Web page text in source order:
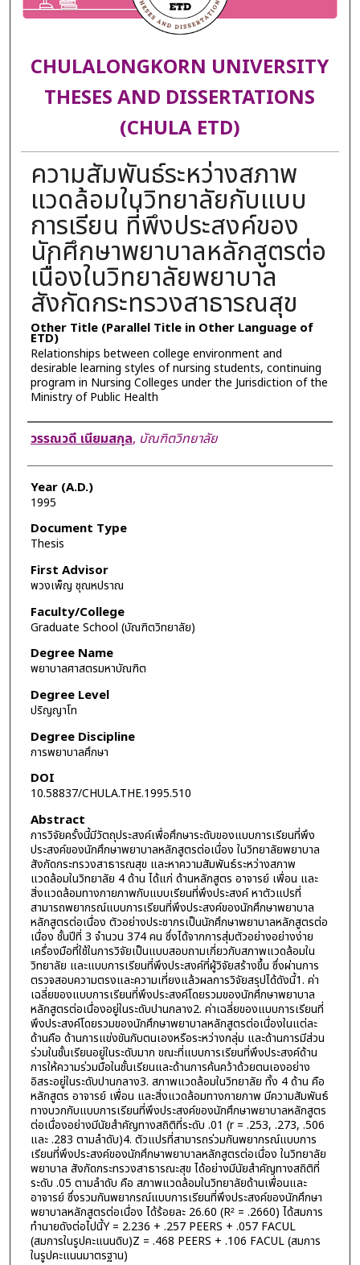
CHULALONGKORN UNIVERSITY
THESES AND DISSERTATIONS
(CHULA ETD)
ความสัมพันธ์ระหว่างสภาพ
แวดล้อมในวิทยาลัยกับแบบ
การเรียน ที่พึงประสงค์ของ
นักศึกษาพยาบาลหลักสูตรต่อ
เนื่องในวิทยาลัยพยาบาล
สังกัดกระทรวงสาธารณสุข
Other Title (Parallel Title in Other Language of
ETD)
Relationships between college environment and
desirable learning styles of nursing students, continuing
program in Nursing Colleges under the Jurisdiction of the
Ministry of Public Health
Author
วรรณวดี เนียมสกุล, บัณฑิตวิทยาลัย
Year (A.D.)
1995
Document Type
Thesis
First Advisor
พวงเพ็ญ ชุณหปราณ
Faculty/College
Graduate School (บัณฑิตวิทยาลัย)
Degree Name
พยาบาลศาสตรมหาบัณฑิต
Degree Level
ปริญญาโท
Degree Discipline
การพยาบาลศึกษา
DOI
10.58837/CHULA.THE.1995.510
Abstract
การวิจัยครั้งนี้มีวัตถุประสงค์เพื่อศึกษาระดับของแบบการเรียนที่พึง
ประสงค์ของนักศึกษาพยาบาลหลักสูตรต่อเนื่อง ในวิทยาลัยพยาบาล
สังกัดกระทรวงสาธารณสุข และหาความสัมพันธ์ระหว่างสภาพ
แวดล้อมในวิทยาลัย 4 ด้าน ได้แก่ ด้านหลักสูตร อาจารย์ เพื่อน และ
สิ่งแวดล้อมทางกายภาพกับแบบเรียนที่พึงประสงค์ หาตัวแปรที่
สามารถพยากรณ์แบบการเรียนที่พึงประสงค์ของนักศึกษาพยาบาล
หลักสูตรต่อเนื่อง ตัวอย่างประชากรเป็นนักศึกษาพยาบาลหลักสูตรต่อ
เนื่อง ชั้นปีที่ 3 จำนวน 374 คน ซึ่งได้จากการสุ่มตัวอย่างอย่างง่าย
เครื่องมือที่ใช้ในการวิจัยเป็นแบบสอบถามเกี่ยวกับสภาพแวดล้อมใน
วิทยาลัย และแบบการเรียนที่พึงประสงค์ที่ผู้วิจัยสร้างขึ้น ซึ่งผ่านการ
ตรวจสอบความตรงและความเที่ยงแล้วผลการวิจัยสรุปได้ดังนี้1. ค่า
เฉลี่ยของแบบการเรียนที่พึงประสงค์โดยรวมของนักศึกษาพยาบาล
หลักสูตรต่อเนื่องอยู่ในระดับปานกลาง2. ค่าเฉลี่ยของแบบการเรียนที่
พึงประสงค์โดยรวมของนักศึกษาพยาบาลหลักสูตรต่อเนื่องในแต่ละ
ด้านคือ ด้านการแข่งขันกับตนเองหรือระหว่างกลุ่ม และด้านการมีส่วน
ร่วมในชั้นเรียนอยู่ในระดับมาก ขณะที่แบบการเรียนที่พึงประสงค์ด้าน
การให้ความร่วมมือในชั้นเรียนและด้านการค้นคว้าด้วยตนเองอย่าง
อิสระอยู่ในระดับปานกลาง3. สภาพแวดล้อมในวิทยาลัย ทั้ง 4 ด้าน คือ
หลักสูตร อาจารย์ เพื่อน และสิ่งแวดล้อมทางกายภาพ มีความสัมพันธ์
ทางบวกกับแบบการเรียนที่พึงประสงค์ของนักศึกษาพยาบาลหลักสูตร
ต่อเนื่องอย่างมีนัยสำคัญทางสถิติที่ระดับ .01 (r = .253, .273, .506
และ .283 ตามลำดับ)4. ตัวแปรที่สามารถร่วมกันพยากรณ์แบบการ
เรียนที่พึงประสงค์ของนักศึกษาพยาบาลหลักสูตรต่อเนื่อง ในวิทยาลัย
พยาบาล สังกัดกระทรวงสาธารณะสุข ได้อย่างมีนัยสำคัญทางสถิติที่
ระดับ .05 ตามลำดับ คือ สภาพแวดล้อมในวิทยาลัยด้านเพื่อนและ
อาจารย์ ซึ่งรวมกันพยากรณ์แบบการเรียนที่พึงประสงค์ของนักศึกษา
พยาบาลหลักสูตรต่อเนื่อง ได้ร้อยละ 26.60 (R² = .2660) ได้สมการ
ทำนายดังต่อไปนี้Y = 2.236 + .257 PEERS + .057 FACUL
(สมการในรูปคะแนนดิบ)Z = .468 PEERS + .106 FACUL (สมการ
ในรูปคะแนนมาตรฐาน)